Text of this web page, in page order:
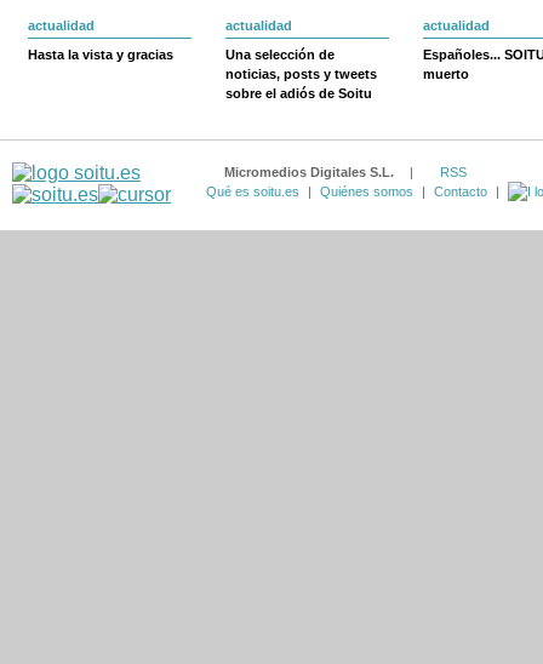
actualidad
Hasta la vista y gracias
actualidad
Una selección de
noticias, posts y tweets
sobre el adiós de Soitu
actualidad
Españoles...
muerto
Micromedios Digitales S.L. |
RSS
Qué es soitu.es
| Quiénes somos | Contacto |